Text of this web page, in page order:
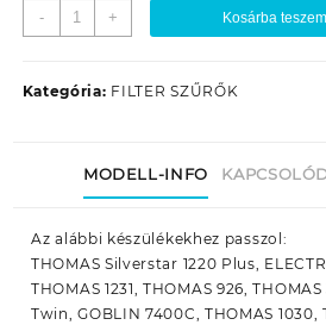
-
TAKARÍTÓGÉP
UNIVERZÁLIS
SZŰRŐ
HENGERES
(787421)
mennyiség
+ Kosárba teszem
Kategória: FILTER SZŰRŐK
MODELL-INFO
Az alábbi készülékekhez passzol:
THOMAS Silverstar 1220 Plus,
THOMAS 1231, THOMAS 926,
Twin, GOBLIN 7400C, THOMAS 1030,